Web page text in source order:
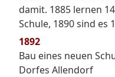
damit. 1885 lernen
Schule, 1890 sind es
1892
Bau eines neuen
Dorfes Allendorf